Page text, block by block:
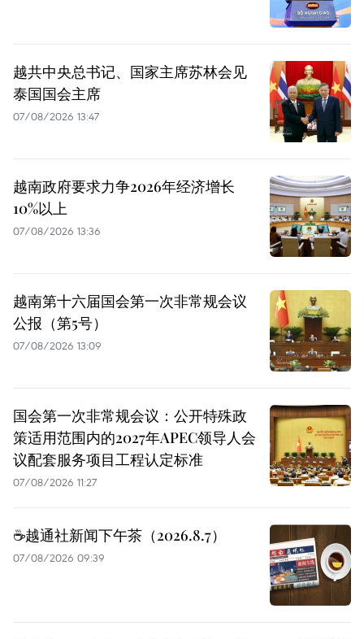
越共中央总书记、国家主席苏林会见
泰国国会主席
07/08/2026 13:47
越南政府要求力争2026年经济增长
10%以上
07/08/2026 13:36
越南第十六届国会第一次非常规会议
公报（第5号）
07/08/2026 13:09
国会第一次非常规会议：公开特殊政
策适用范围内的2027年APEC领导人会
议配套服务项目工程认定标准
07/08/2026 11:27
☕️越通社新闻下午茶（2026.8.7）
07/08/2026 09:39